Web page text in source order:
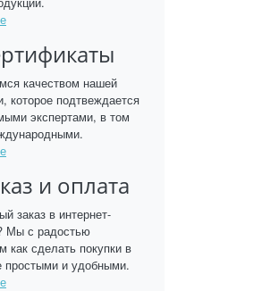
качеством нашей
которое подтвеждается
экспертами, в том
и оплата
заказ в интернет-
Мы с радостью
как сделать покупки в
простыми и удобными.